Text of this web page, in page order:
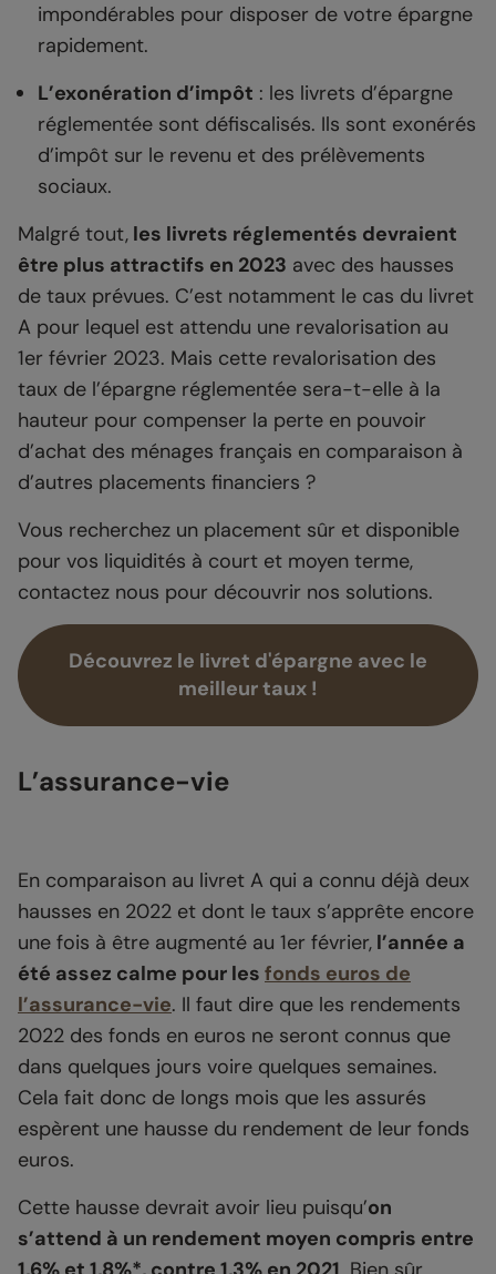
impondérables pour disposer de votre épargne
rapidement.
L’exonération d’impôt : les livrets d’épargne
réglementée sont défiscalisés. Ils sont exonérés
d’impôt sur le revenu et des prélèvements
sociaux.
Malgré tout, les livrets réglementés devraient
être plus attractifs en 2023 avec des hausses
de taux prévues. C’est notamment le cas du livret
A pour lequel est attendu une revalorisation au
1er février 2023. Mais cette revalorisation des
taux de l’épargne réglementée sera-t-elle à la
hauteur pour compenser la perte en pouvoir
d’achat des ménages français en comparaison à
d’autres placements financiers ?
Vous recherchez un placement sûr et disponible
pour vos liquidités à court et moyen terme,
contactez nous pour découvrir nos solutions.
Découvrez le livret d'épargne avec le
meilleur taux !
L’assurance-vie
En comparaison au livret A qui a connu déjà deux
hausses en 2022 et dont le taux s’apprête encore
une fois à être augmenté au 1er février, l’année a
été assez calme pour les fonds euros de
l’assurance-vie. Il faut dire que les rendements
2022 des fonds en euros ne seront connus que
dans quelques jours voire quelques semaines.
Cela fait donc de longs mois que les assurés
espèrent une hausse du rendement de leur fonds
euros.
Cette hausse devrait avoir lieu puisqu’on
s’attend à un rendement moyen compris entre